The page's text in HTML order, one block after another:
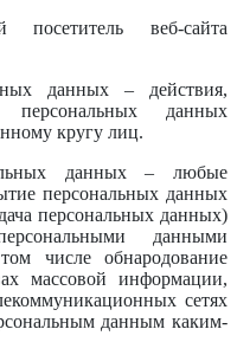
веб-сайта
данных – действия,
данных
кругу лиц.
данных – любые
персональных данных
персональных данных)
данными
числе обнародование
массовой информации,
сетях
данным каким-